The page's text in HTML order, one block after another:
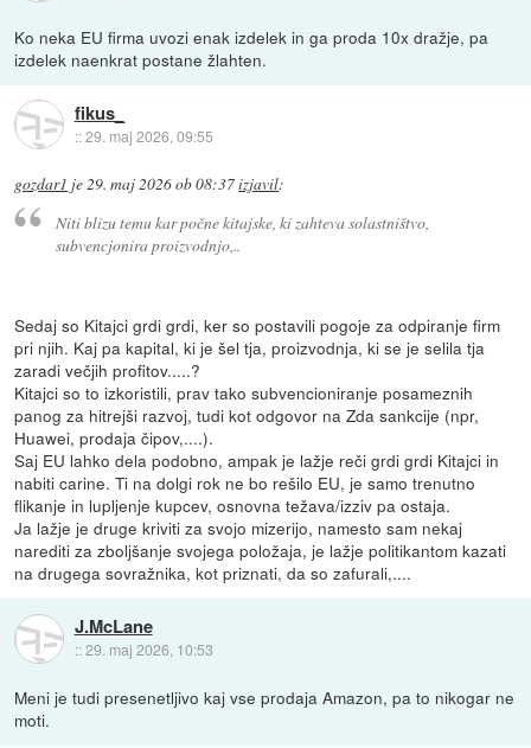
Ko neka EU firma uvozi enak izdelek in ga proda 10x dražje, pa
izdelek naenkrat postane žlahten.
fikus_
::29. maj 2026, 09:55
gozdar1 je 29. maj 2026 ob 08:37izjavil:
Niti blizu temu kar počne kitajske, ki zahteva solastništvo,
subvencjonira proizvodnjo,..
Sedaj so Kitajci grdi grdi, ker so postavili pogoje za odpiranje firm
pri njih. Kaj pa kapital, ki je šel tja, proizvodnja, ki se je selila tja
zaradi večjih profitov.....?
Kitajci so to izkoristili, prav tako subvencioniranje posameznih
panog za hitrejši razvoj, tudi kot odgovor na Zda sankcije (npr,
Huawei, prodaja čipov,....).
Saj EU lahko dela podobno, ampak je lažje reči grdi grdi Kitajci in
nabiti carine. Ti na dolgi rok ne bo rešilo EU, je samo trenutno
flikanje in lupljenje kupcev, osnovna težava/izziv pa ostaja.
Ja lažje je druge kriviti za svojo mizerijo, namesto sam nekaj
narediti za zboljšanje svojega položaja, je lažje politikantom kazati
na drugega sovražnika, kot priznati, da so zafurali,....
J.McLane
::29. maj 2026, 10:53
Meni je tudi presenetljivo kaj vse prodaja Amazon, pa to nikogar ne
moti.